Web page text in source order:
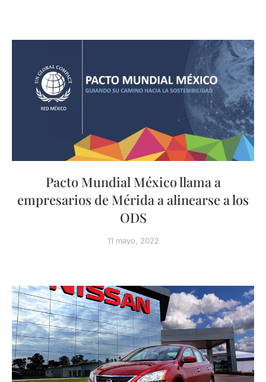
Pacto Mundial México llama a
empresarios de Mérida a alinearse a los
ODS
11 mayo, 2022